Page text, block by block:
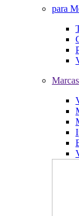
para
Marcas